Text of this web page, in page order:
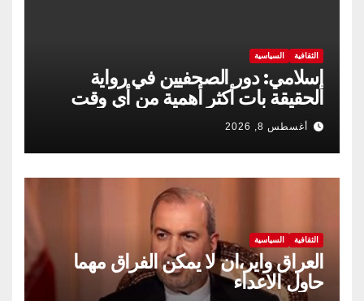
الثقافية السياسية
إسلامي: دور الصحفيين في رواية
الحقيقة بات أكثر أهمية من أي وقت
مضى
أغسطس 8, 2026
الثقافية السياسية
العراق واير،ان لا يمكن الفراق مهما
حاول الاعداء